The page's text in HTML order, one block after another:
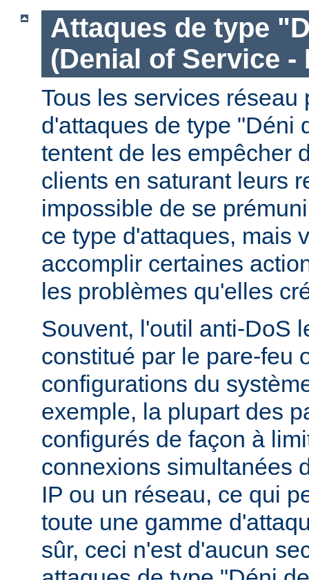
Attaques de type
(Denial of Service -
Tous les services réseau
d'attaques de type "Déni
tentent de les empêcher
clients en saturant leurs
impossible de se
ce type d'attaques, mais
accomplir certaines
les problèmes qu'elles
Souvent, l'outil anti-DoS
constitué par le pare-feu
configurations du
exemple, la plupart des
configurés de façon à
connexions simultanées
IP ou un réseau, ce qui
toute une gamme
sûr, ceci n'est d'aucun